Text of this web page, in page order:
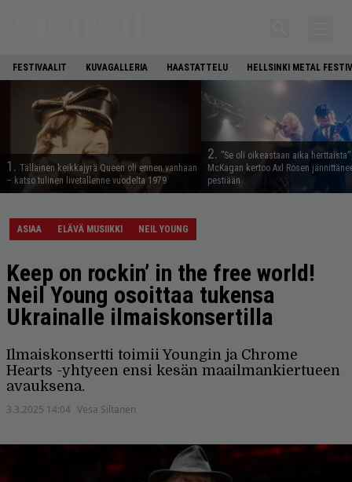
FESTIVAALIT KUVAGALLERIA HAASTATTELU HELLSINKI METAL
1. Tällainen keikkajyrä Queen oli ennen vanhaan
– katso tulinen livetallenne vuodelta 1979
2. ”Se oli oikeastaan aika
McKagan kertoo Axl Rosen
pestiään
ASIAA ELÄVÄ MUSIIKKI NEIL YOUNG
Keep on rockin’ in the free world!
Neil Young osoittaa tukensa
Ukrainalle ilmaiskonsertilla
Ilmaiskonsertti toimii Youngin ja Chrome
Hearts -yhtyeen ensi kesän maailmankiertueen
avauksena.
3.3.2025 14:04 Vesa Siltanen